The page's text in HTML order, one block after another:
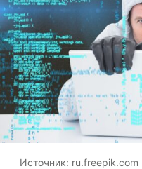
Источник: ru.freepik.com